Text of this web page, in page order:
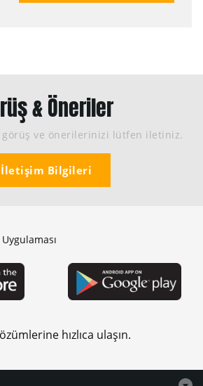
& Öneriler
görüş ve önerilerinizi lütfen iletiniz.
İletişim Bilgileri
hızlıca ulaşın.